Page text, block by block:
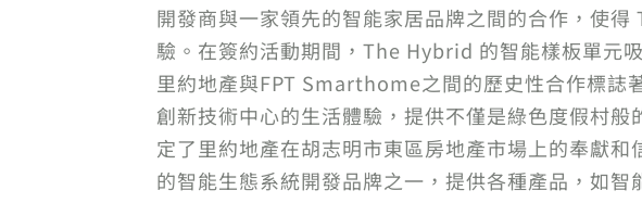
開發商與一家領先的智能家居品牌之間的合作，使
驗。在簽約活動期間，The Hybrid 的智能樣板單元
里約地產與FPT Smarthome之間的歷史性合作標誌
創新技術中心的生活體驗，提供不僅是綠色度假村
定了里約地產在胡志明市東區房地產市場上的奉獻
的智能生態系統開發品牌之一，提供各種產品，如